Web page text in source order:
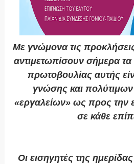
Με γνώμονα τις
αντιμετωπίσουν σήμερα τα
πρωτοβουλίας αυτής
γνώσης και
«εργαλείων» ως προς την
σε κάθε
Οι εισηγητές της